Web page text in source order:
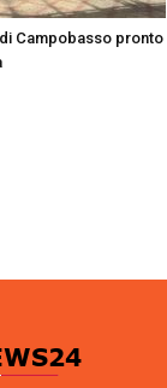
Campobasso pronto